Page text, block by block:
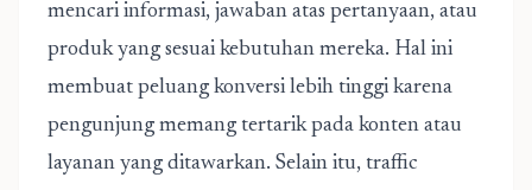
mencari informasi, jawaban atas pertanyaan, atau
produk yang sesuai kebutuhan mereka. Hal ini
membuat peluang konversi lebih tinggi karena
pengunjung memang tertarik pada konten atau
layanan yang ditawarkan. Selain itu, traffic